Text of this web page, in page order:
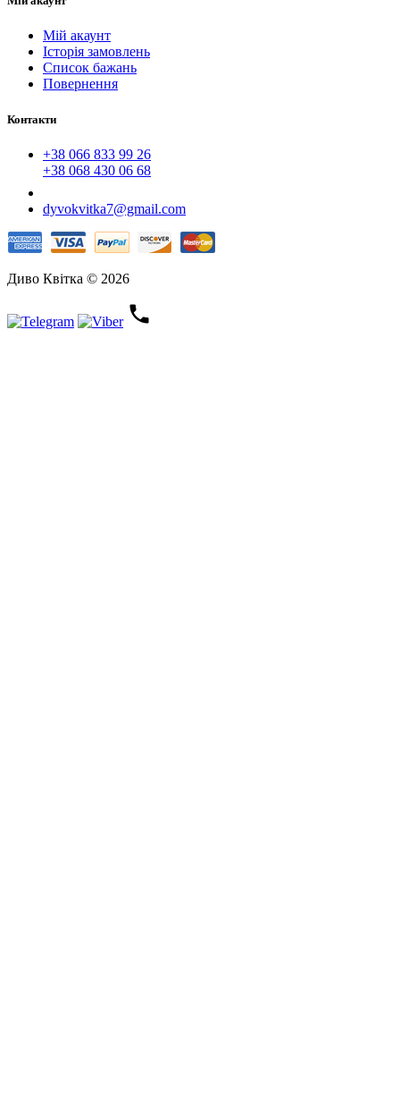
Мій акаунт
Історія замовлень
Список бажань
Повернення
Контакти
+38 066 833 99 26
+38 068 430 06 68
dyvokvitka7@gmail.com
Диво Квітка © 2026